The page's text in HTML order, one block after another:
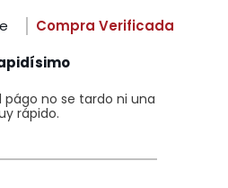
Compra Verificada
no se tardo ni una
rápido.